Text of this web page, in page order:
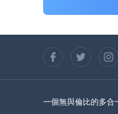
一個無與倫比的多合